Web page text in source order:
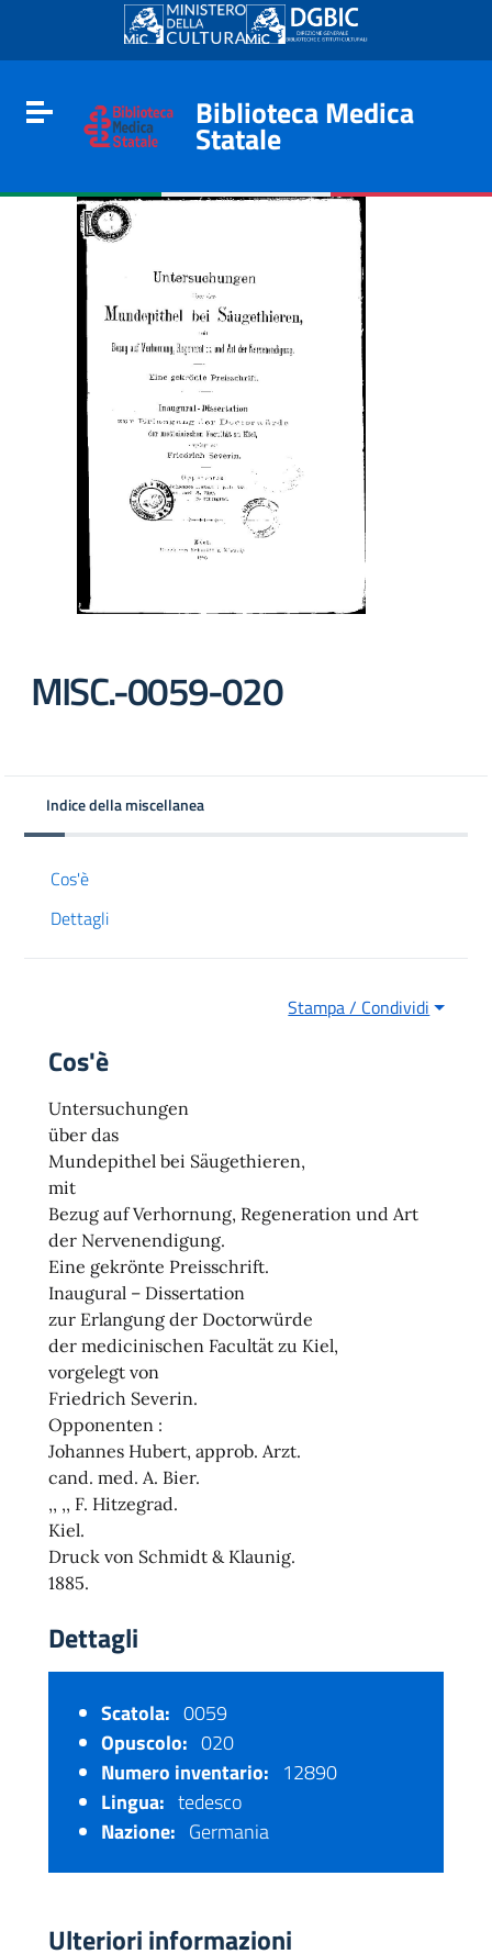
Go to content
Go to the navigation menu
Go to the footer
Toggle navigation
Biblioteca Medica
Statale
MISC.-0059-020
Indice della miscellanea
Cos'è
Dettagli
Stampa / Condividi
Cos'è
Untersuchungen
über das
Mundepithel bei Säugethieren,
mit
Bezug auf Verhornung, Regeneration und Art
der Nervenendigung.
Eine gekrönte Preisschrift.
Inaugural – Dissertation
zur Erlangung der Doctorwürde
der medicinischen Facultät zu Kiel,
vorgelegt von
Friedrich Severin.
Opponenten :
Johannes Hubert, approb. Arzt.
cand. med. A. Bier.
,, ,, F. Hitzegrad.
Kiel.
Druck von Schmidt & Klaunig.
1885.
Dettagli
Scatola: 0059
Opuscolo: 020
Numero inventario: 12890
Lingua: tedesco
Nazione: Germania
Ulteriori informazioni